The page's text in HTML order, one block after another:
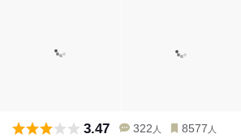
3.47 322 人 8577 人